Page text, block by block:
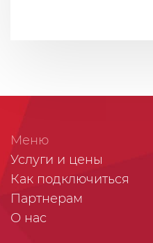
Меню
Услуги и цены
Как подключиться
Партнерам
О нас